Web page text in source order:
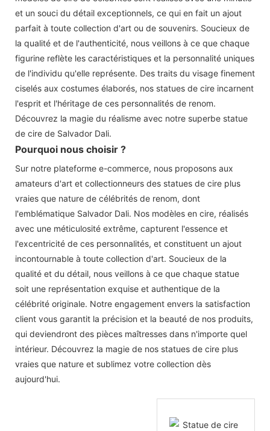
et un souci du détail exceptionnels, ce qui en fait un ajout
parfait à toute collection d'art ou de souvenirs. Soucieux de
la qualité et de l'authenticité, nous veillons à ce que chaque
figurine reflète les caractéristiques et la personnalité uniques
de l'individu qu'elle représente. Des traits du visage finement
ciselés aux costumes élaborés, nos statues de cire incarnent
l'esprit et l'héritage de ces personnalités de renom.
Découvrez la magie du réalisme avec notre superbe statue
de cire de Salvador Dali.
Pourquoi nous choisir ?
Sur notre plateforme e-commerce, nous proposons aux
amateurs d'art et collectionneurs des statues de cire plus
vraies que nature de célébrités de renom, dont
l'emblématique Salvador Dali. Nos modèles en cire, réalisés
avec une méticulosité extrême, capturent l'essence et
l'excentricité de ces personnalités, et constituent un ajout
incontournable à toute collection d'art. Soucieux de la
qualité et du détail, nous veillons à ce que chaque statue
soit une représentation exquise et authentique de la
célébrité originale. Notre engagement envers la satisfaction
client vous garantit la précision et la beauté de nos produits,
qui deviendront des pièces maîtresses dans n'importe quel
intérieur. Découvrez la magie de nos statues de cire plus
vraies que nature et sublimez votre collection dès
aujourd'hui.